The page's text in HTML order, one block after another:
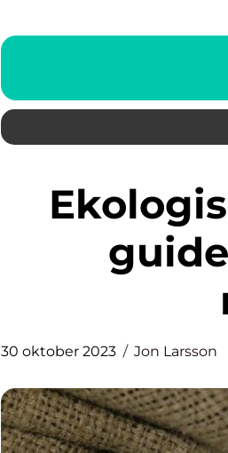
Ekologiskt diskmedel – En
30 oktober 2023 Jon Larsson